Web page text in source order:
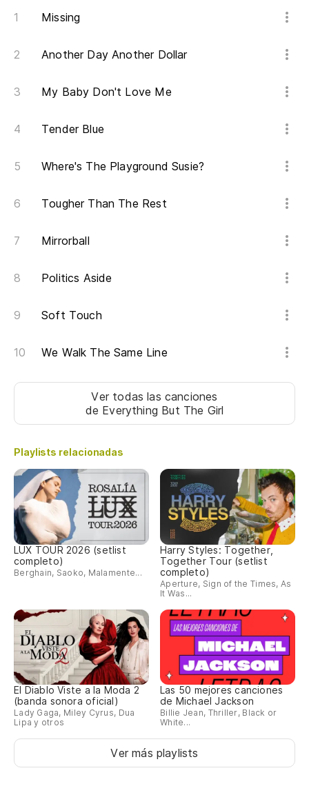
Missing
Another Day Another Dollar
My Baby Don't Love Me
Tender Blue
Where's The Playground Susie?
Tougher Than The Rest
Mirrorball
Politics Aside
Soft Touch
We Walk The Same Line
Ver todas las canciones
de Everything But The Girl
Playlists relacionadas
LUX TOUR 2026 (setlist
completo)
Berghain, Saoko, Malamente...
Harry Styles: Together,
Together Tour (setlist
completo)
Aperture, Sign of the Times, As
It Was...
El Diablo Viste a la Moda 2
(banda sonora oficial)
Lady Gaga, Miley Cyrus, Dua
Lipa y otros
Las 50 mejores canciones
de Michael Jackson
Billie Jean, Thriller, Black or
White...
Ver más playlists